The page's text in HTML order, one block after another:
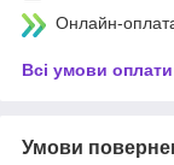
Онлайн-
Всі умови оплати
Умови